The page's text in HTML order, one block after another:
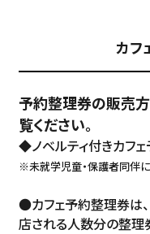
カフ
予約整理券の販売方
覧ください。
◆ノベルティ付きカフェ
※未就学児童・保護者同伴
●カフェ予約整理券は
店される人数分の整理